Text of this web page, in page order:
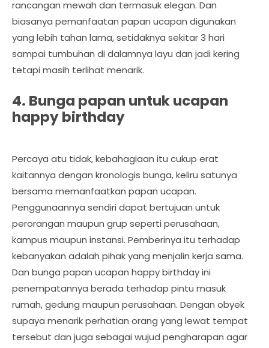
rancangan mewah dan termasuk elegan. Dan
biasanya pemanfaatan papan ucapan digunakan
yang lebih tahan lama, setidaknya sekitar 3 hari
sampai tumbuhan di dalamnya layu dan jadi kering
tetapi masih terlihat menarik.
4. Bunga papan untuk ucapan
happy birthday
Percaya atu tidak, kebahagiaan itu cukup erat
kaitannya dengan kronologis bunga, keliru satunya
bersama memanfaatkan papan ucapan.
Penggunaannya sendiri dapat bertujuan untuk
perorangan maupun grup seperti perusahaan,
kampus maupun instansi. Pemberinya itu terhadap
kebanyakan adalah pihak yang menjalin kerja sama.
Dan bunga papan ucapan happy birthday ini
penempatannya berada terhadap pintu masuk
rumah, gedung maupun perusahaan. Dengan obyek
supaya menarik perhatian orang yang lewat tempat
tersebut dan juga sebagai wujud pengharapan agar